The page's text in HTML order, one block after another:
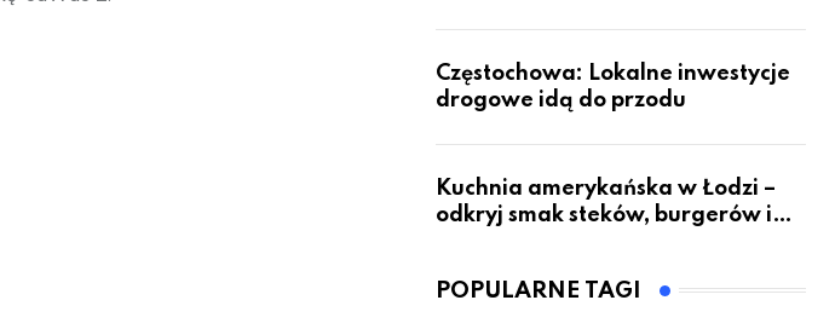
Częstochowa: Lokalne inwestycje
drogowe idą do przodu
Kuchnia amerykańska w Łodzi –
odkryj smak steków, burgerów i
POPULARNE TAGI